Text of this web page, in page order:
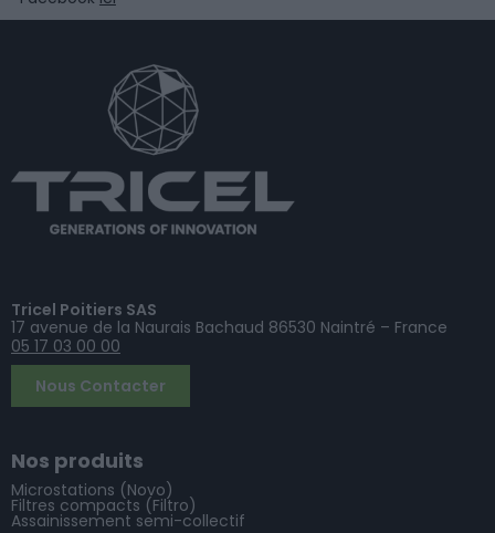
Tricel Poitiers SAS
17 avenue de la Naurais Bachaud 86530 Naintré – France
05 17 03 00 00
Nous Contacter
Nos produits
Microstations (Novo)
Filtres compacts (Filtro)
Assainissement semi-collectif